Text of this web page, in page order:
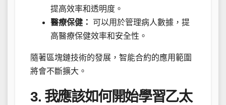
提高效率和透明度。
醫療保健： 可以用於管理病人數據，提
高醫療保健效率和安全性。
隨著區塊鏈技術的發展，智能合約的應用範圍
將會不斷擴大。
3. 我應該如何開始學習乙太